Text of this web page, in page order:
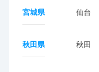
宮城県 仙台
秋田県 秋田